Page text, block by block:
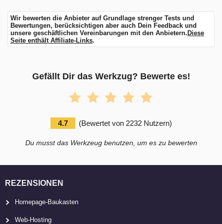
Wir bewerten die Anbieter auf Grundlage strenger Tests und
Bewertungen, berücksichtigen aber auch Dein Feedback und
unsere geschäftlichen Vereinbarungen mit den Anbietern. Diese
Seite enthält Affiliate-Links.
Gefällt Dir das Werkzug? Bewerte es!
4.7 (Bewertet von 2232Nutzern)
Du musst das Werkzeug benutzen, um es zu bewerten
REZENSIONEN
Homepage-Baukasten
Web-Hosting